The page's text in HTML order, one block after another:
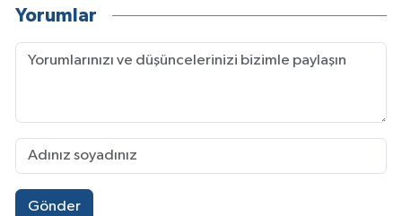
Yorumlar
Gönder